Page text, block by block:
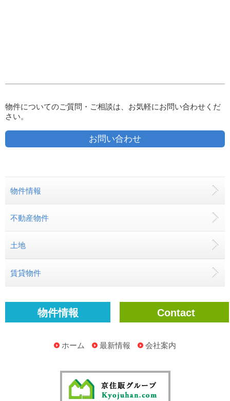
物件についてのご質問・ご相談は、お気軽にお問い合わせくだ
さい。
お問い合わせ
物件情報
不動産物件
土地
賃貸物件
物件情報 Contact
ホーム 最新情報 会社案内